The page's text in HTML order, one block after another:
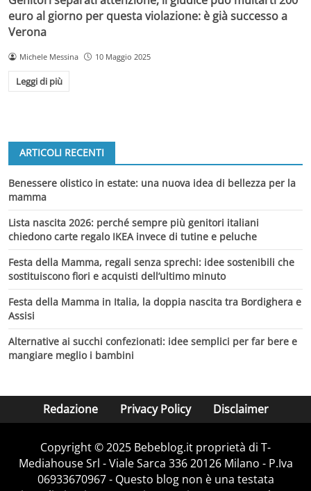
euro al giorno per questa violazione: è già successo a
Verona
Michele Messina 10 Maggio 2025
Leggi di più
ARTICOLI RECENTI
Benessere olistico in estate: una nuova idea di bellezza per la
mamma
Lista nascita 2026: perché sempre più genitori italiani
chiedono carte regalo IKEA invece di tutine e peluche
Festa della Mamma, regali senza sprechi: idee sostenibili che
sostituiscono fiori e acquisti dell’ultimo minuto
Festa della Mamma in Italia, la doppia nascita tra Bordighera e
Assisi
Alternative ai succhi confezionati: idee semplici per far bere e
mangiare meglio i bambini
Redazione Privacy Policy Disclaimer
Copyright © 2025 Bebeblog.it proprietà di T-
Mediahouse Srl - Viale Sarca 336 20126 Milano - P.Iva
06933670967 - Questo blog non è una testata